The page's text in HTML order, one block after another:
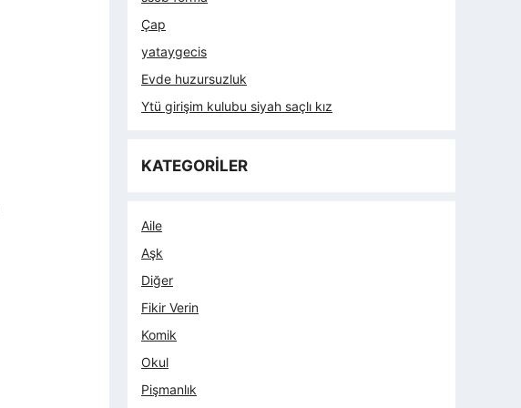
Çap
yataygecis
Evde huzursuzluk
Ytü girişim kulubu siyah saçlı kız
KATEGORİLER
Aile
Aşk
Diğer
Fikir Verin
Komik
Okul
Pişmanlık